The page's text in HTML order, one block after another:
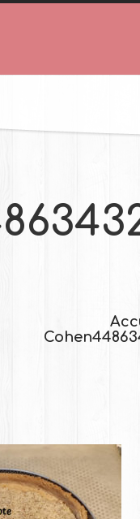
Cohen